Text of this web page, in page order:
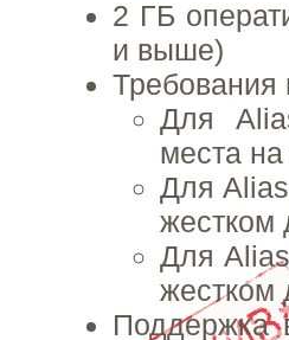
2 ГБ
и выше)
Требования
Для
места
Для
жестком
Для
жестком
Поддержка